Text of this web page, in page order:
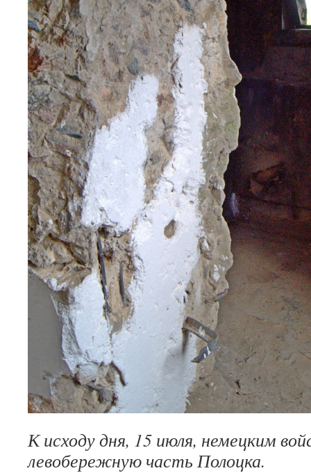
К ис­ходу дня, 15 июля, немецким
левобережную часть Полоцка.